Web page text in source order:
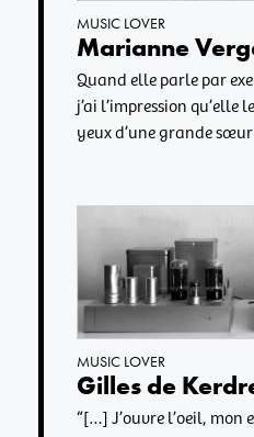
MUSIC LOVER
Marianne
Quand elle parle par
j’ai l’impression qu’elle
yeux d’une grande
MUSIC LOVER
Gilles de
“[…] J’ouvre l’oeil, mon